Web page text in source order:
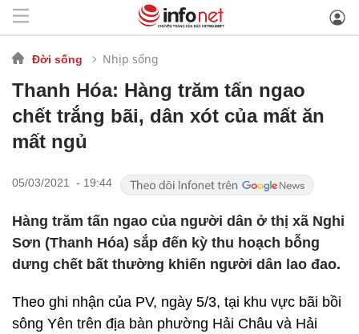
Đời sống Nhịp sống
Thanh Hóa: Hàng trăm tấn ngao
chết trắng bãi, dân xót của mất ăn
mất ngủ
05/03/2021 - 19:44
Hàng trăm tấn ngao của người dân ở thị xã Nghi
Sơn (Thanh Hóa) sắp đến kỳ thu hoạch bỗng
dưng chết bất thường khiến người dân lao đao.
Theo ghi nhận của PV, ngày 5/3, tại khu vực bãi bồi
sông Yên trên địa bàn phường Hải Châu và Hải